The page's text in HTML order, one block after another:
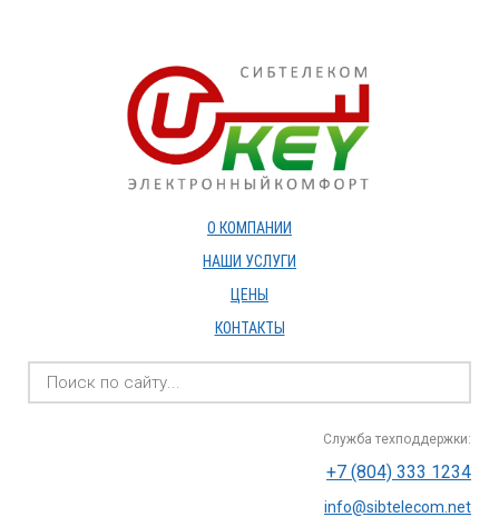
О КОМПАНИИ
НАШИ УСЛУГИ
ЦЕНЫ
КОНТАКТЫ
Служба техподдержки:
+7 (804) 333 1234
info@sibtelecom.net